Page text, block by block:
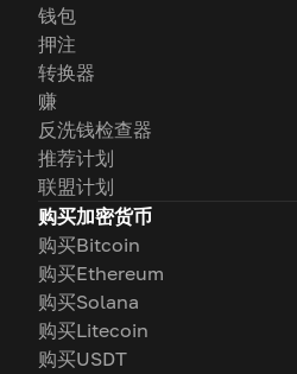
钱包
押注
转换器
赚
反洗钱检查器
推荐计划
联盟计划
购买加密货币
购买Bitcoin
购买Ethereum
购买Solana
购买Litecoin
购买USDT